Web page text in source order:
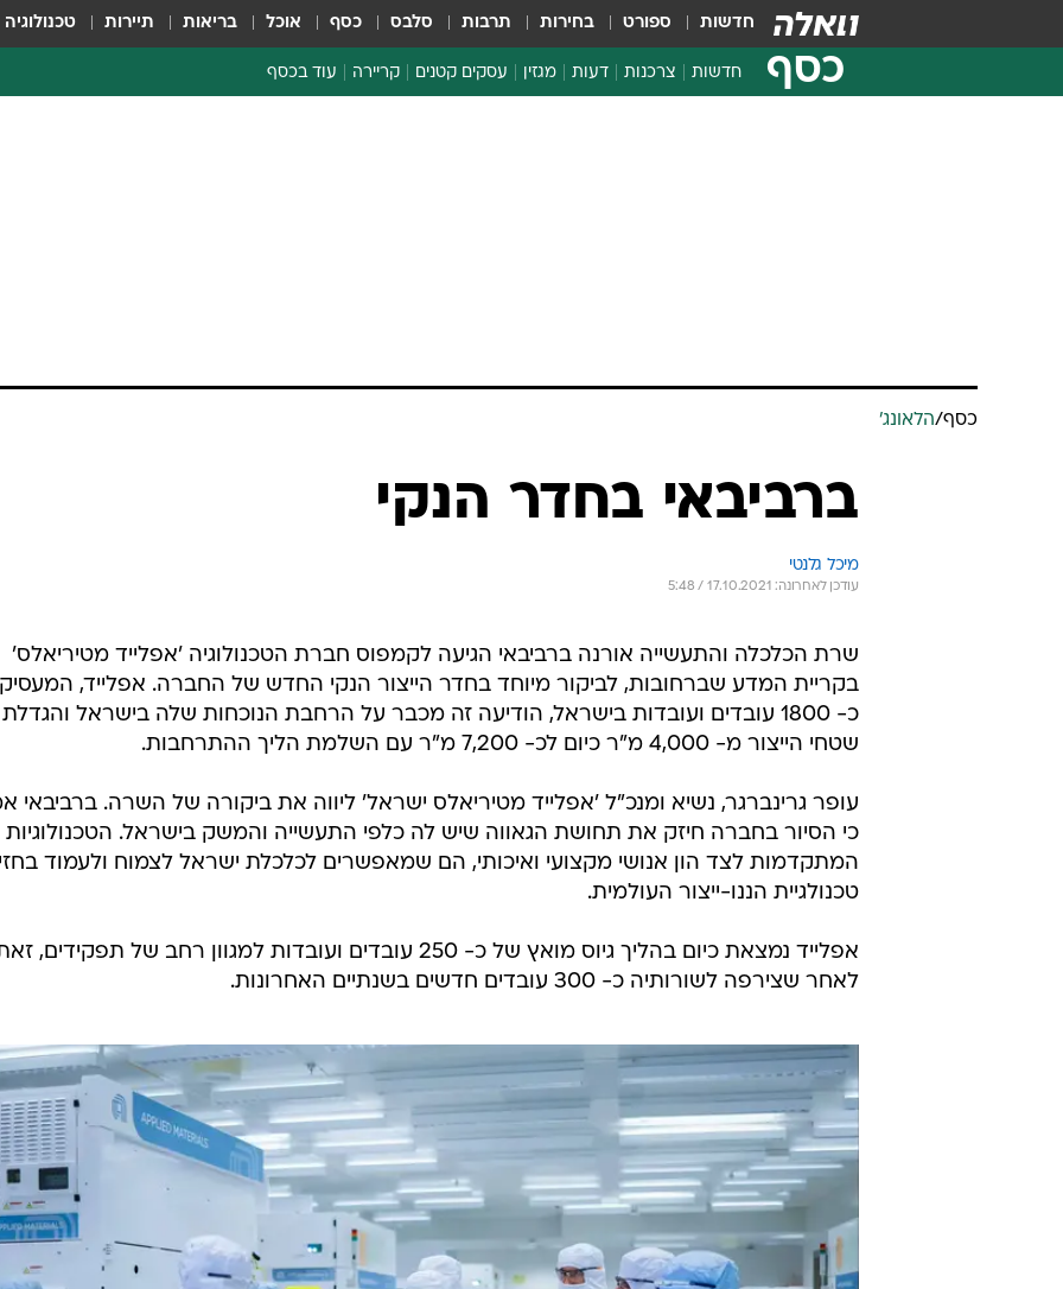
חדשות ספורט בחירות תרבות סלבס כסף אוכל בריאות תיירות טכנולוגיה
כסף חדשות צרכנות דעות מגזין עסקים קטנים קריירה עוד בכסף
כסף/הלאונג'
ברביבאי בחדר הנקי
מיכל גלנטי
עודכן לאחרונה: 17.10.2021 / 5:48
שרת הכלכלה והתעשייה אורנה ברביבאי הגיעה לקמפוס חברת הטכנולוגיה 'אפלייד מטיריאלס'
בקריית המדע שברחובות, לביקור מיוחד בחדר הייצור הנקי החדש של החברה. אפלייד,
כ- 1800 עובדים ועובדות בישראל, הודיעה זה מכבר על הרחבת הנוכחות שלה בישראל והגדלת
שטחי הייצור מ- 4,000 מ"ר כיום לכ- 7,200 מ"ר עם השלמת הליך ההתרחבות.
עופר גרינברגר, נשיא ומנכ"ל 'אפלייד מטיריאלס ישראל' ליווה את ביקורה של השרה. ברביבאי
כי הסיור בחברה חיזק את תחושת הגאווה שיש לה כלפי התעשייה והמשק בישראל. הטכנולוגיות
המתקדמות לצד הון אנושי מקצועי ואיכותי, הם שמאפשרים לכלכלת ישראל לצמוח ולעמוד
טכנולגיית הננו-ייצור העולמית.
אפלייד נמצאת כיום בהליך גיוס מואץ של כ- 250 עובדים ועובדות למגוון רחב של תפקידים,
לאחר שצירפה לשורותיה כ- 300 עובדים חדשים בשנתיים האחרונות.